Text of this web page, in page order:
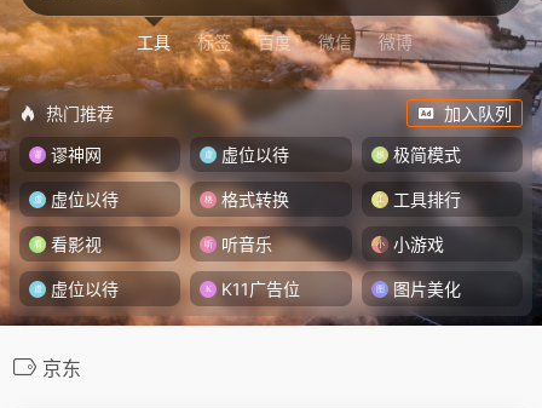
工具 标签 百度 微信 微博
热门推荐
加入队列
谬神网
虚位以待 极简模式
虚位以待 格式转换 工具排行
看影视 听音乐 小游戏
虚位以待 K11广告位 图片美化
京东